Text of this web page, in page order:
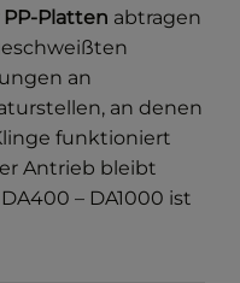
Platten abtragen
an
an denen
funktioniert
Antrieb bleibt
– DA1000 ist